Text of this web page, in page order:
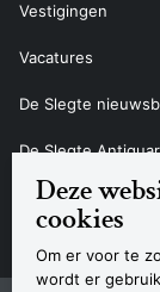
Deze
cookies
Om er voor te
wordt er
Vestigingen
Vacatures
De Slegte
De Slegte
Contact